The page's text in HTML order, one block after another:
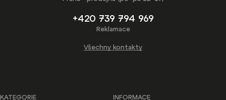
+420 739 794 969
Reklamace
Všechny kontakty
KATEGORIE INFORMACE